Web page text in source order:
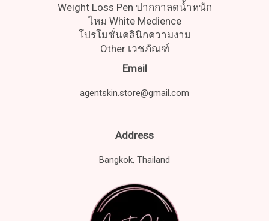
Weight Loss Pen ปากกาลดน้ำหนัก
ไหม White Medience
โปรโมชั่นคลินิกความงาม
Other เวชภัณฑ์
Email
agentskin.store@gmail.com
Address
Bangkok, Thailand